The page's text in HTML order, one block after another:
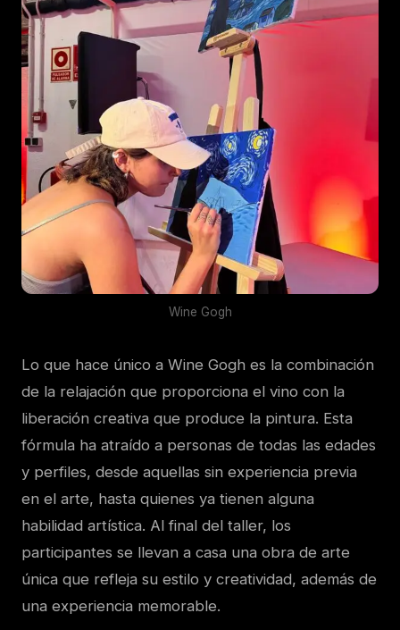
Wine Gogh
Lo que hace único a Wine Gogh es la combinación
de la relajación que proporciona el vino con la
liberación creativa que produce la pintura. Esta
fórmula ha atraído a personas de todas las edades
y perfiles, desde aquellas sin experiencia previa
en el arte, hasta quienes ya tienen alguna
habilidad artística. Al final del taller, los
participantes se llevan a casa una obra de arte
única que refleja su estilo y creatividad, además de
una experiencia memorable.